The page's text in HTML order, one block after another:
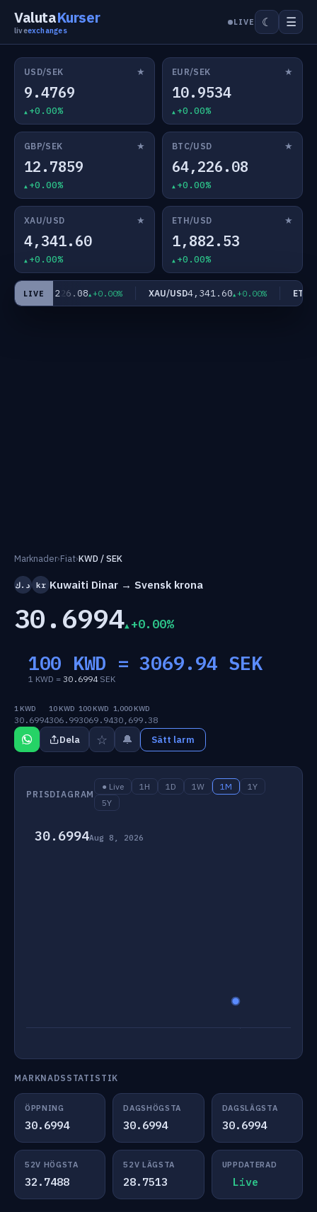
ValutaKurser
liveexchanges
LIVE ☾ ☰
USD/SEK ★
9.4769
+0.00%
EUR/SEK ★
10.9534
+0.00%
GBP/SEK ★
12.7859
+0.00%
BTC/USD ★
64,226.08
+0.00%
XAU/USD ★
4,341.60
+0.00%
ETH/USD ★
1,882.53
+0.00%
LIVE
USD64,226.08 +0.00% XAU/USD4,341.60 +0.00% ETH/
Marknader›Fiat›KWD / SEK
د.ك kr Kuwaiti Dinar → Svensk krona
30.6994 +0.00%
100 KWD =3069.94 SEK
1 KWD = 30.6994SEK
1 KWD
30.6994
10 KWD
306.99
100 KWD
3069.94
1,000 KWD
30,699.38
Dela ☆ 🔔 Sätt larm
PRISDIAGRAM
● Live 1H 1D 1W 1M
1Y
5Y
30.6994Aug 8, 2026
MARKNADSSTATISTIK
ÖPPNING
30.6994
DAGSHÖGSTA
30.6994
DAGSLÄGSTA
30.6994
52V HÖGSTA
32.7488
52V LÄGSTA
28.7513
UPPDATERAD
Live